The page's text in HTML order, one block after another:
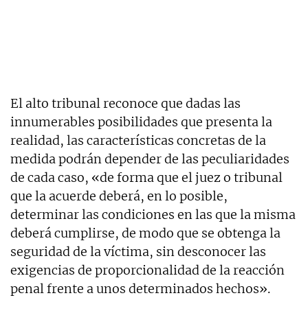
El alto tribunal reconoce que dadas las
innumerables posibilidades que presenta la
realidad, las características concretas de la
medida podrán depender de las peculiaridades
de cada caso, «de forma que el juez o tribunal
que la acuerde deberá, en lo posible,
determinar las condiciones en las que la misma
deberá cumplirse, de modo que se obtenga la
seguridad de la víctima, sin desconocer las
exigencias de proporcionalidad de la reacción
penal frente a unos determinados hechos».